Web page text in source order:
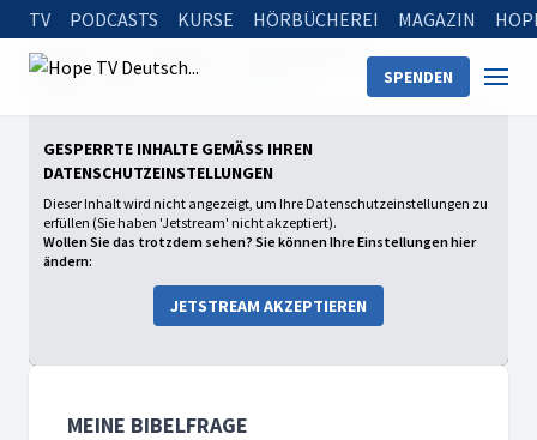
TV PODCASTS KURSE HÖRBÜCHEREI MAGAZIN
SPENDEN
Startseite
Staffel 4 - 2026
Was ist Heiligung?
GESPERRTE INHALTE GEMÄSS IHREN D
ATENSCHUTZEINSTELLUNGEN
Dieser Inhalt wird nicht angezeigt, um Ihre Datenschutzeinstellungen zu
erfüllen (Sie haben 'Jetstream' nicht akzeptiert).
Wollen Sie das trotzdem sehen? Sie können Ihre Einstellungen hier
ändern:
JETSTREAM AKZEPTIEREN
MEINE BIBELFRAGE